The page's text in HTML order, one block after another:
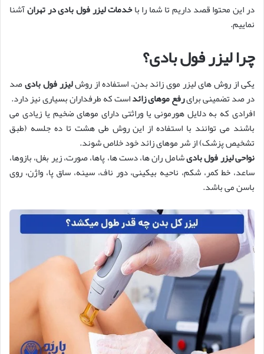
در این محتوا قصد داریم تا شما را باخدماتلیزر فول بادی در تهرانآشنا
نماییم.
چرا لیزر فول بادی؟
یکی از روش های لیزر موی زائد بدن، استفاده از روشلیزر فول بادیصد
در صد تضمینی برایرفع موهای زائداست که طرفداران بسیاری نیز دارد.
افرادی که به دلایل هورمونی یا وراثتی دارای موهای ضخیم یا زیادی می
باشند می توانند با استفاده از این روش طی هشت تا ده جلسه (طبق
تشخیص پزشک) از شر موهای زائد خود خلاص شوند.
نواحی لیزر فول بادیشامل ران ها، دست ها، پاها، صورت، زیر بغل، بازوها،
ساعد، خط کمر، شکم، ناحیه بیکینی، دور ناف، سینه، ساق پا، واژن، روی
باسن می باشد.